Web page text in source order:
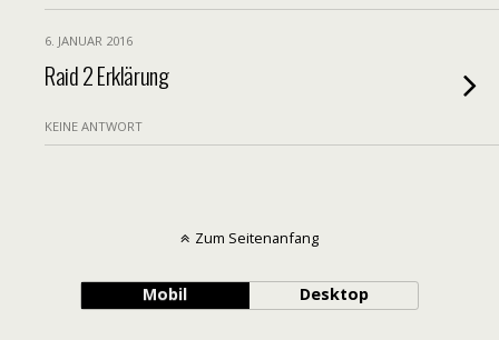
6. JANUAR 2016
Raid 2 Erklärung
KEINE ANTWORT
Zum Seitenanfang
Mobil Desktop